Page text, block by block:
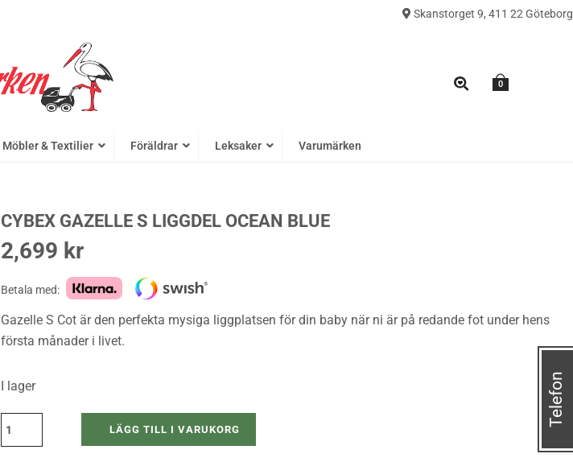
Skanstorget 9, 411 22 Göteborg
0
Möbler & Textilier Föräldrar Leksaker Varumärken
CYBEX GAZELLE S LIGGDEL OCEAN BLUE
2,699 kr
Betala med:
Gazelle S Cot är den perfekta mysiga liggplatsen för din baby när ni är på redande fot under hens
första månader i livet.
I lager
LÄGG TILL I VARUKORG
Telefon